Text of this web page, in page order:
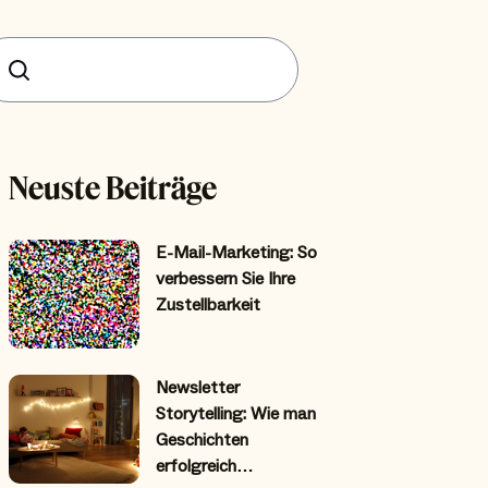
Neuste Beiträge
E-Mail-Marketing: So
verbessern Sie Ihre
Zustellbarkeit
Newsletter
Storytelling: Wie man
Geschichten
erfolgreich…